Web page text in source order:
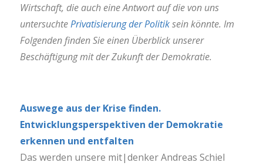
Wirtschaft, die auch eine Antwort auf die von uns
untersuchtePrivatisierung der Politiksein könnte. Im
Folgenden finden Sie einen Überblick unserer
Beschäftigung mit der Zukunft der Demokratie.
Auswege aus der Krise finden.
Entwicklungsperspektiven der Demokratie
erkennen und entfalten
Das werden unsere mit|denker Andreas Schiel